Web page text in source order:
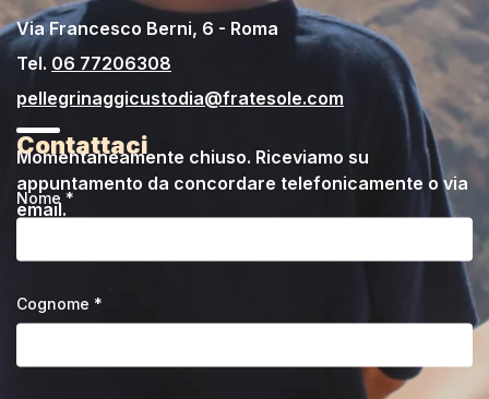
Via Francesco Berni, 6 - Roma
Tel. 06 77206308
pellegrinaggicustodia@fratesole.com
Momentaneamente chiuso. Riceviamo su
appuntamento da concordare telefonicamente o via
email.
Contattaci
Nome *
Cognome *